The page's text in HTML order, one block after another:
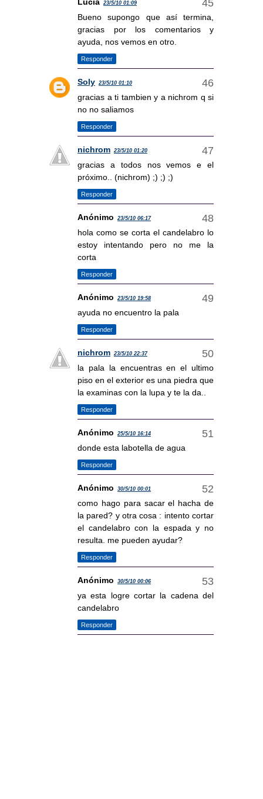
Lucía 23/5/10 01:09
Bueno supongo que así termina,
gracias por los comentarios y
ayuda, nos vemos en otro.
Responder
Soly 23/5/10 01:10
gracias a ti tambien y a nichrom q si
no no saliamos
Responder
nichrom 23/5/10 01:20
gracias a todos nos vemos e el
próximo.. (nichrom) ;) ;) ;)
Responder
Anónimo 23/5/10 06:17
hola como se corta el candelabro lo
estoy intentando pero no me la
corta
Responder
Anónimo 23/5/10 19:58
ayuda no encuentro la pala
Responder
nichrom 23/5/10 22:37
la pala la encuentras en el ultimo
piso en el exterior es una piedra que
la examinas con la lupa y te la da..
Responder
Anónimo 25/5/10 16:14
donde esta labotella de agua
Responder
Anónimo 30/5/10 00:01
como hago para sacar el hacha de
la pared? y otra cosa : intento cortar
el candelabro con la espada y no
resulta. me pueden ayudar?
Responder
Anónimo 30/5/10 00:06
ya esta logre cortar la cadena del
candelabro
Responder